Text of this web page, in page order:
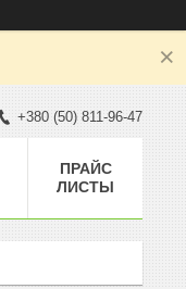
+380 (50) 811-96-47
ПРАЙС
ЛИСТЫ